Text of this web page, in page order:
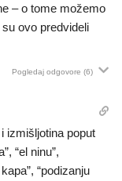
– o tome možemo
ovo predvideli
Pogledaj odgovore (6)
izmišljotina poput
“el ninu”,
“podizanju